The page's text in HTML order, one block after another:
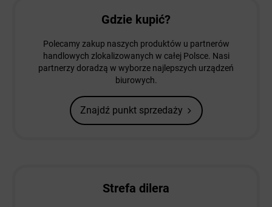
Gdzie kupić?
Polecamy zakup naszych produktów u partnerów
handlowych zlokalizowanych w całej Polsce. Nasi
partnerzy doradzą w wyborze najlepszych urządzeń
biurowych.
Znajdź punkt sprzedaży
Strefa dilera